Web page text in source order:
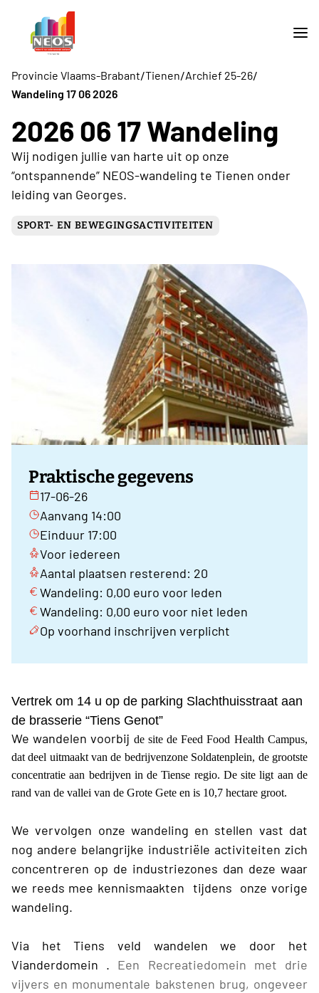
Provincie Vlaams-Brabant/Tienen/Archief 25-26/
Wandeling 17 06 2026
2026 06 17 Wandeling
Wij nodigen jullie van harte uit op onze
“ontspannende” NEOS-wandeling te Tienen onder
leiding van Georges.
SPORT- EN BEWEGINGSACTIVITEITEN
Praktische gegevens
17-06-26
Aanvang 14:00
Einduur 17:00
Voor iedereen
Aantal plaatsen resterend: 20
Wandeling: 0,00 euro voor leden
Wandeling: 0,00 euro voor niet leden
Op voorhand inschrijven verplicht
Vertrek om 14 u op de parking Slachthuisstraat aan
de brasserie “Tiens Genot”
We wandelen voorbij de site de Feed Food Health Campus,
dat deel uitmaakt van de bedrijvenzone Soldatenplein, de grootste
concentratie aan bedrijven in de Tiense regio. De site ligt aan de
rand van de vallei van de Grote Gete en is 10,7 hectare groot.
We vervolgen onze wandeling en stellen vast dat
nog andere belangrijke industriële activiteiten zich
concentreren op de industriezones dan deze waar
we reeds mee kennismaakten tijdens onze vorige
wandeling.
Via het Tiens veld wandelen we door het
Vianderdomein . Een Recreatiedomein met drie
vijvers en monumentale bakstenen brug, ongeveer